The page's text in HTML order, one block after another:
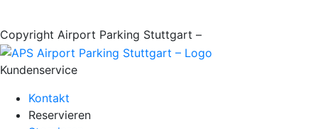
Copyright Airport Parking Stuttgart –
Kundenservice
Kontakt
Reservieren